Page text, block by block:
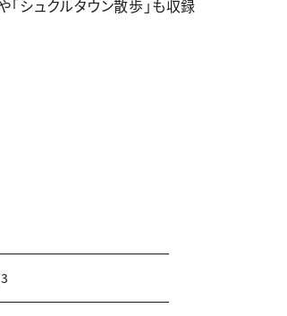
「シュクルタウン散歩」も収録